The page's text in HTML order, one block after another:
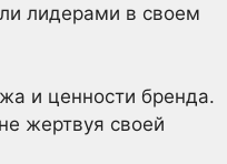
лидерами в своем
и ценности бренда.
жертвуя своей